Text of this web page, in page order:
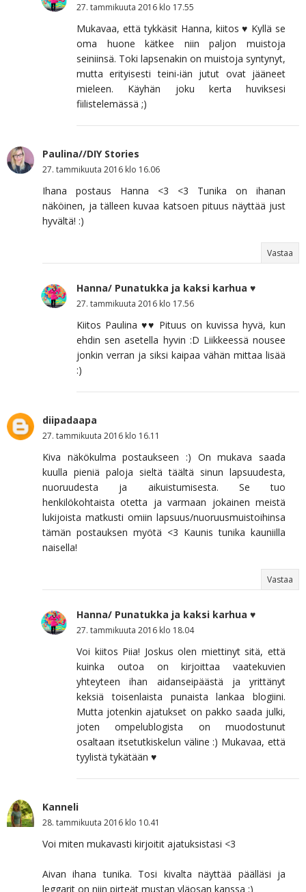
27. tammikuuta 2016 klo 17.55
Mukavaa, että tykkäsit Hanna, kiitos ♥ Kyllä se
oma huone kätkee niin paljon muistoja
seiniinsä. Toki lapsenakin on muistoja syntynyt,
mutta erityisesti teini-iän jutut ovat jääneet
mieleen. Käyhän joku kerta huviksesi
fiilistelemässä ;)
Paulina//DIY Stories
27. tammikuuta 2016 klo 16.06
Ihana postaus Hanna <3 <3 Tunika on ihanan
näköinen, ja tälleen kuvaa katsoen pituus näyttää just
hyvältä! :)
Vastaa
Hanna/ Punatukka ja kaksi karhua ♥
27. tammikuuta 2016 klo 17.56
Kiitos Paulina ♥♥ Pituus on kuvissa hyvä, kun
ehdin sen asetella hyvin :D Liikkeessä nousee
jonkin verran ja siksi kaipaa vähän mittaa lisää
:)
diipadaapa
27. tammikuuta 2016 klo 16.11
Kiva näkökulma postaukseen :) On mukava saada
kuulla pieniä paloja sieltä täältä sinun lapsuudesta,
nuoruudesta ja aikuistumisesta. Se tuo
henkilökohtaista otetta ja varmaan jokainen meistä
lukijoista matkusti omiin lapsuus/nuoruusmuistoihinsa
tämän postauksen myötä <3 Kaunis tunika kauniilla
naisella!
Vastaa
Hanna/ Punatukka ja kaksi karhua ♥
27. tammikuuta 2016 klo 18.04
Voi kiitos Piia! Joskus olen miettinyt sitä, että
kuinka outoa on kirjoittaa vaatekuvien
yhteyteen ihan aidanseipäästä ja yrittänyt
keksiä toisenlaista punaista lankaa blogiini.
Mutta jotenkin ajatukset on pakko saada julki,
joten ompelublogista on muodostunut
osaltaan itsetutkiskelun väline :) Mukavaa, että
tyylistä tykätään ♥
Kanneli
28. tammikuuta 2016 klo 10.41
Voi miten mukavasti kirjoitit ajatuksistasi <3
Aivan ihana tunika. Tosi kivalta näyttää päälläsi ja
leggarit on niin pirteät mustan yläosan kanssa :)